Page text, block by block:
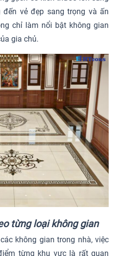
vẻ đẹp sang trọng và ấn
chỉ làm nổi bật không gian
gia chủ.
từng loại không gian
không gian trong nhà, việc
từng khu vực là rất quan